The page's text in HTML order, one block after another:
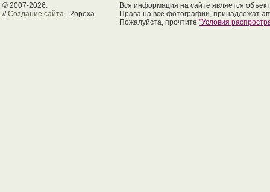
© 2007-2026.
//Создание сайта - 2opexa
Вся информация на сайте является
Права на все фотографии, принадлежат
Пожалуйста, прочтите "Условия